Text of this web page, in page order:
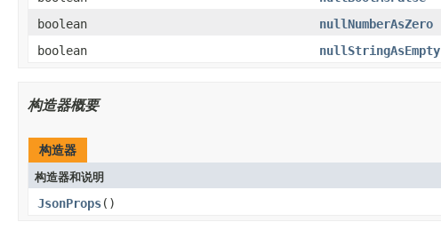
boolean
nullNumberAsZero
boolean
nullStringAsEmpty
构造器概要
构造器
构造器和说明
JsonProps()